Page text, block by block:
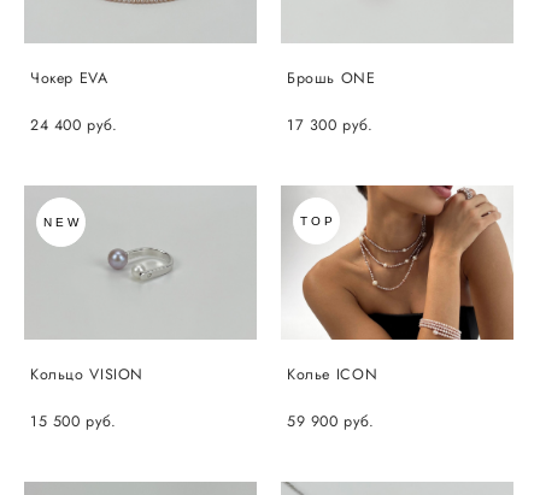
Чокер EVA
24 400 pуб.
Брошь ONE
17 300 pуб.
NEW
Кольцо VISION
15 500 pуб.
TOP
Колье ICON
59 900 pуб.